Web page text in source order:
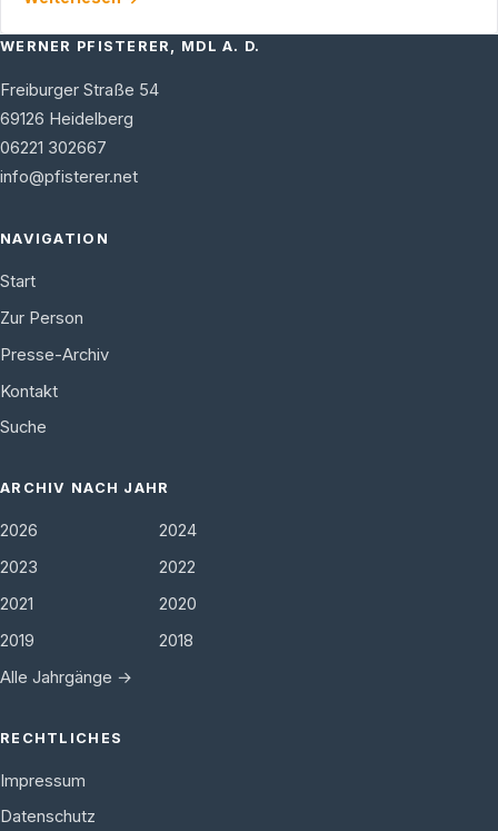
…
WERNER PFISTERER, MDL A. D.
Freiburger Straße 54
69126 Heidelberg
06221 302667
info@pfisterer.net
NAVIGATION
Start
Zur Person
Presse-Archiv
Kontakt
Suche
ARCHIV NACH JAHR
2026
2024
2023
2022
2021
2020
2019
2018
Alle Jahrgänge →
RECHTLICHES
Impressum
Datenschutz